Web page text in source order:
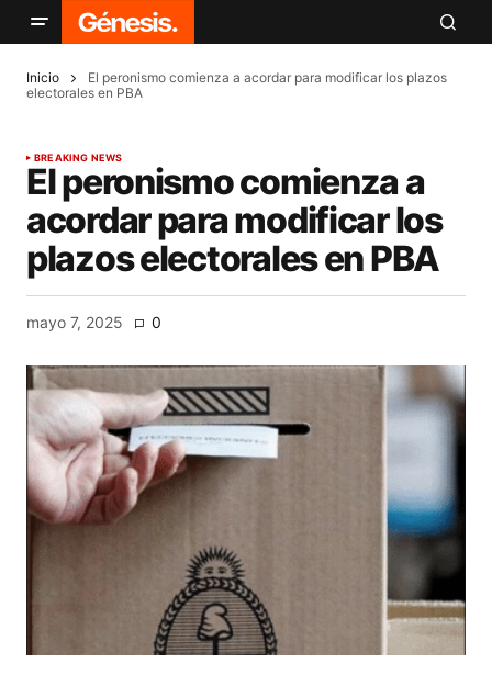
Inicio
El peronismo comienza a acordar para modificar los plazos
electorales en PBA
BREAKING NEWS
El peronismo comienza a
acordar para modificar los
plazos electorales en PBA
mayo 7, 2025 0